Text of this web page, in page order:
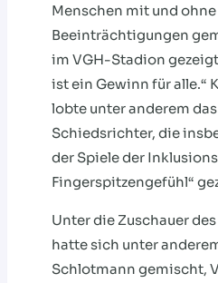
Menschen mit und ohne
Beeinträchtigungen
im VGH-Stadion
ist ein Gewinn für alle.“
lobte unter anderem
Schiedsrichter, die
der Spiele der
Fingerspitzengefühl“
Unter die Zuschauer
hatte sich unter
Schlotmann gemischt,